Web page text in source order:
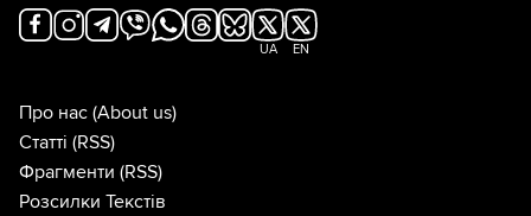
UA EN
Про нас (About us)
Статті (RSS)
Фрагменти (RSS)
Розсилки Текстів